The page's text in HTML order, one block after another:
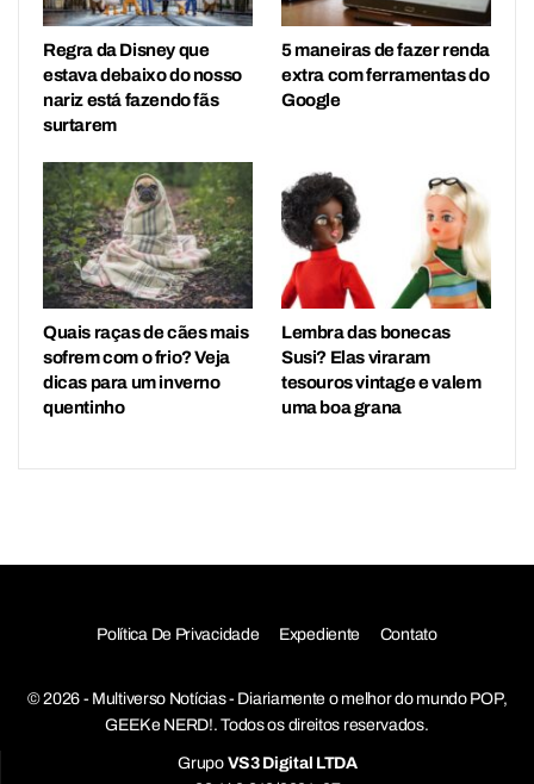
Regra da Disney que
estava debaixo do nosso
nariz está fazendo fãs
surtarem
5 maneiras de fazer renda
extra com ferramentas do
Google
Quais raças de cães mais
sofrem com o frio? Veja
dicas para um inverno
quentinho
Lembra das bonecas
Susi? Elas viraram
tesouros vintage e valem
uma boa grana
Política De Privacidade Expediente Contato
© 2026 - Multiverso Notícias - Diariamente o melhor do mundo POP,
GEEK e NERD!. Todos os direitos reservados.
Grupo VS3 Digital LTDA